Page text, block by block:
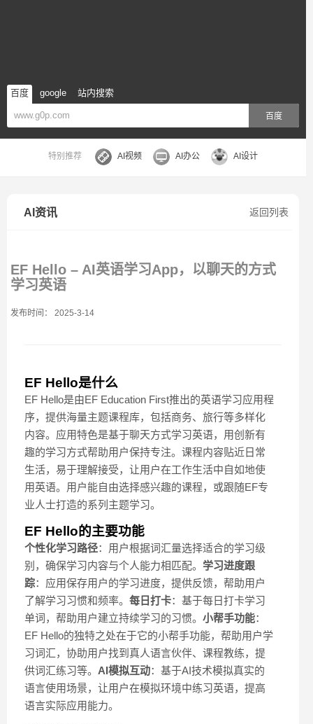
百度 google 站内搜索
百度
特别推荐 AI视频 AI办公 AI设计
返回列表
AI资讯
EF Hello – AI英语学习App，以聊天的方式
学习英语
发布时间： 2025-3-14
EF Hello是什么
EF Hello是由EF Education First推出的英语学习应用程
序，提供海量主题课程库，包括商务、旅行等多样化
内容。应用特色是基于聊天方式学习英语，用创新有
趣的学习方式帮助用户保持专注。课程内容贴近日常
生活，易于理解接受，让用户在工作生活中自如地使
用英语。用户能自由选择感兴趣的课程，或跟随EF专
业人士打造的系列主题学习。
EF Hello的主要功能
个性化学习路径：用户根据词汇量选择适合的学习级
别，确保学习内容与个人能力相匹配。 学习进度跟
踪：应用保存用户的学习进度，提供反馈，帮助用户
了解学习习惯和频率。 每日打卡：基于每日打卡学习
单词，帮助用户建立持续学习的习惯。 小帮手功能：
EF Hello的独特之处在于它的小帮手功能，帮助用户学
习词汇，协助用户找到真人语言伙伴、课程教练，提
供词汇练习等。 AI模拟互动：基于AI技术模拟真实的
语言使用场景，让用户在模拟环境中练习英语，提高
语言实际应用能力。